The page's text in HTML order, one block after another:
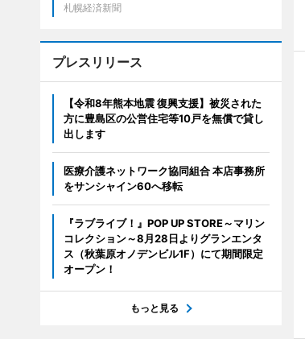
札幌経済新聞
プレスリリース
【令和8年熊本地震 復興支援】被災された
方に豊島区の公営住宅等10戸を無償で貸し
出します
医療介護ネットワーク協同組合 本店事務所
をサンシャイン60へ移転
『ラブライブ！』POP UP STORE～マリン
コレクション～8月28日よりグランエンタ
ス（秋葉原オノデンビル1F）にて期間限定
オープン！
もっと見る